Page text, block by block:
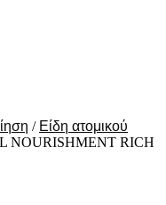
/ Είδη ατομικού
NOURISHMENT RICH